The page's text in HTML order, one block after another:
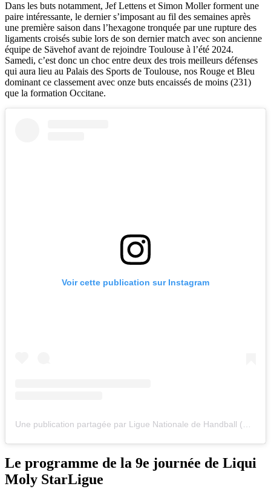
Dans les buts notamment, Jef Lettens et Simon Moller forment une
paire intéressante, le dernier s’imposant au fil des semaines après
une première saison dans l’hexagone tronquée par une rupture des
ligaments croisés subie lors de son dernier match avec son ancienne
équipe de Sävehof avant de rejoindre Toulouse à l’été 2024.
Samedi, c’est donc un choc entre deux des trois meilleurs défenses
qui aura lieu au Palais des Sports de Toulouse, nos Rouge et Bleu
dominant ce classement avec onze buts encaissés de moins (231)
que la formation Occitane.
Voir cette publication sur Instagram
Le programme de la 9e journée de Liqui
Moly StarLigue